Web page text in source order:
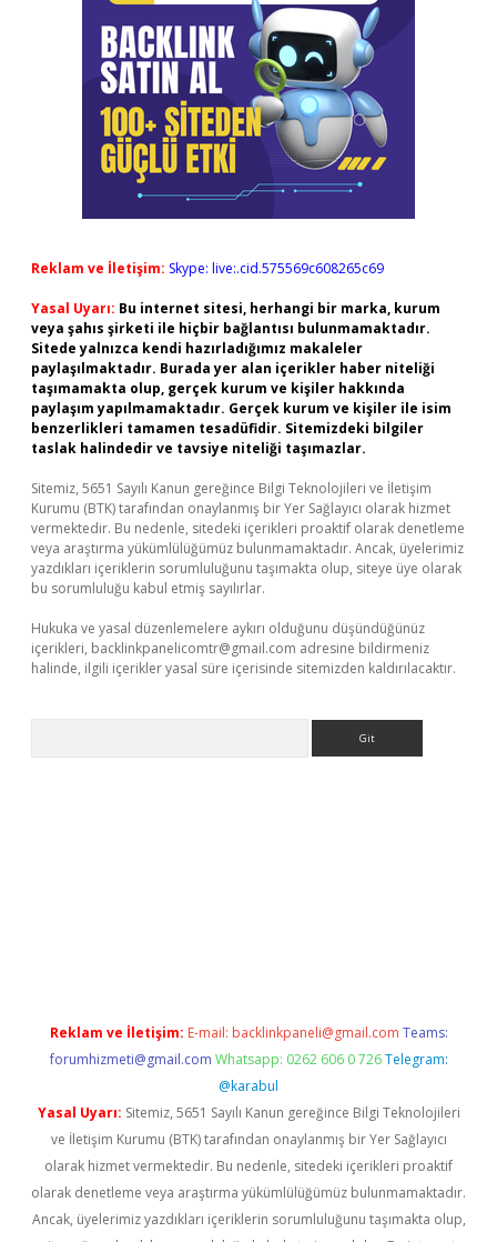
Reklam ve İletişim: Skype: live:.cid.575569c608265c69
Yasal Uyarı: Bu internet sitesi, herhangi bir marka, kurum
veya şahıs şirketi ile hiçbir bağlantısı bulunmamaktadır.
Sitede yalnızca kendi hazırladığımız makaleler
paylaşılmaktadır. Burada yer alan içerikler haber niteliği
taşımamakta olup, gerçek kurum ve kişiler hakkında
paylaşım yapılmamaktadır. Gerçek kurum ve kişiler ile isim
benzerlikleri tamamen tesadüfidir. Sitemizdeki bilgiler
taslak halindedir ve tavsiye niteliği taşımazlar.
Sitemiz, 5651 Sayılı Kanun gereğince Bilgi Teknolojileri ve İletişim
Kurumu (BTK) tarafından onaylanmış bir Yer Sağlayıcı olarak hizmet
vermektedir. Bu nedenle, sitedeki içerikleri proaktif olarak denetleme
veya araştırma yükümlülüğümüz bulunmamaktadır. Ancak, üyelerimiz
yazdıkları içeriklerin sorumluluğunu taşımakta olup, siteye üye olarak
bu sorumluluğu kabul etmiş sayılırlar.
Hukuka ve yasal düzenlemelere aykırı olduğunu düşündüğünüz
içerikleri, backlinkpanelicomtr@gmail.com adresine bildirmeniz
halinde, ilgili içerikler yasal süre içerisinde sitemizden kaldırılacaktır.
Reklam ve İletişim: E-mail: backlinkpaneli@gmail.com Teams:
forumhizmeti@gmail.com Whatsapp: 0262 606 0 726 Telegram:
@karabul
Yasal Uyarı: Sitemiz, 5651 Sayılı Kanun gereğince Bilgi Teknolojileri
ve İletişim Kurumu (BTK) tarafından onaylanmış bir Yer Sağlayıcı
olarak hizmet vermektedir. Bu nedenle, sitedeki içerikleri proaktif
olarak denetleme veya araştırma yükümlülüğümüz bulunmamaktadır.
Ancak, üyelerimiz yazdıkları içeriklerin sorumluluğunu taşımakta olup,